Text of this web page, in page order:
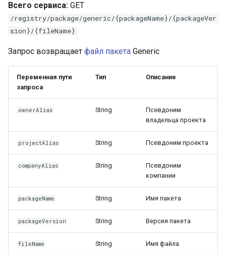
Всего сервиса: GET
/registry/package/generic/{packageName}/{packageVer
sion}/{fileName}
Запрос возвращает файл пакета Generic
Переменная пути
запроса
Тип Описание
ownerAlias String
Псевдоним
владельца проекта
projectAlias String Псевдоним проекта
companyAlias String
Псевдоним
компании
packageName String Имя пакета
packageVersion String Версия пакета
fileName String Имя файла